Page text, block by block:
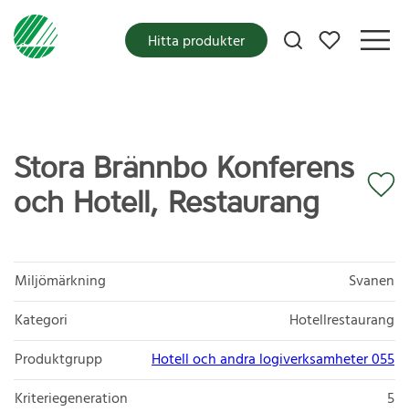
Mina favoriter
Hitta produkter
Stora Brännbo Konferens
och Hotell, Restaurang
Miljömärkning
Svanen
Kategori
Hotellrestaurang
Produktgrupp
Hotell och andra logiverksamheter 055
Kriteriegeneration
5